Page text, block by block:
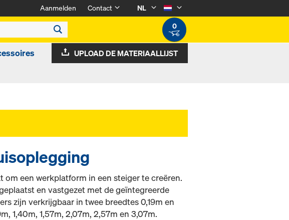
Aanmelden Contact
NL
0
UPLOAD DE MATERIAALLIJST
een werkplatform in een steiger te creëren.
en vastgezet met de geïntegreerde
zijn verkrijgbaar in twee breedtes 0,19m en
1,40m, 1,57m, 2,07m, 2,57m en 3,07m.